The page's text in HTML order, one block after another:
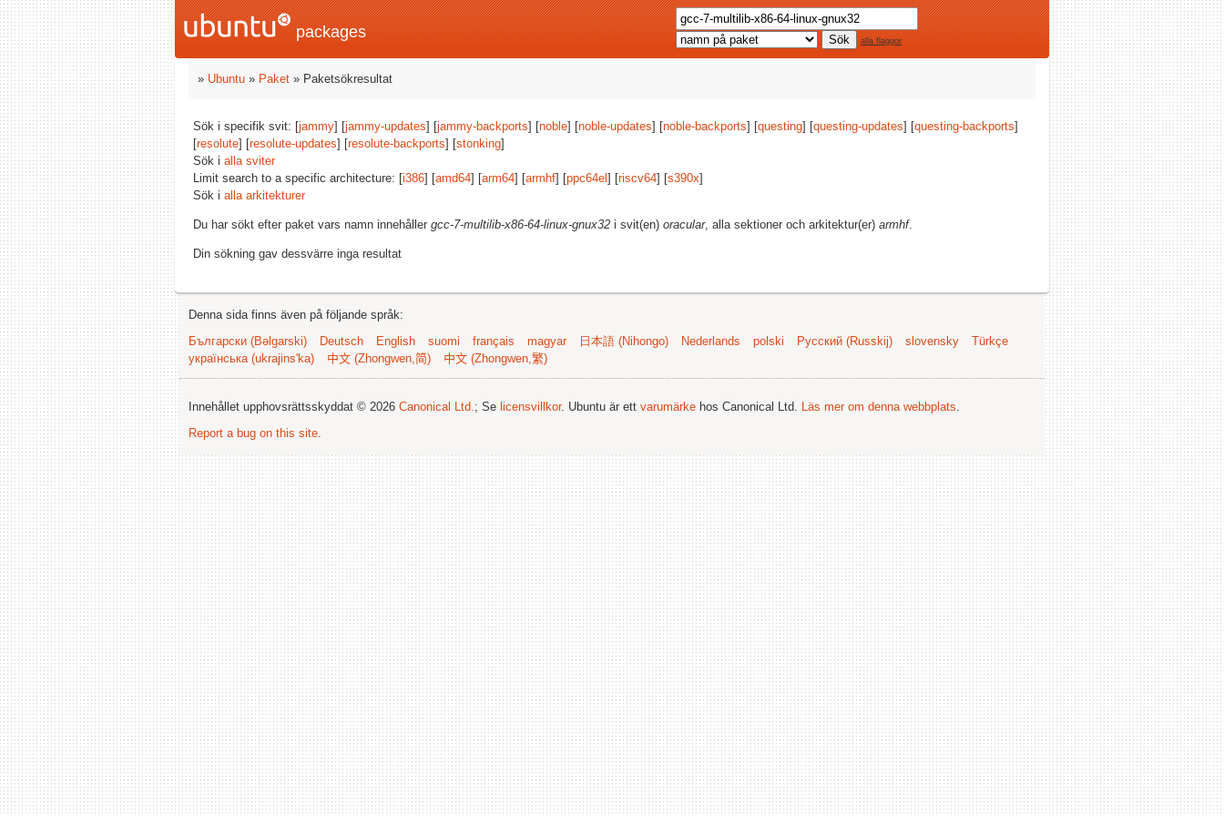
packages alla flaggor
» Ubuntu » Paket » Paketsökresultat
Sök i specifik svit: [jammy] [jammy-updates] [jammy-backports] [noble] [noble-updates] [noble-backports] [questing] [questing-updates] [questing-backports]
[resolute] [resolute-updates] [resolute-backports] [stonking]
Sök i alla sviter
Limit search to a specific architecture: [i386] [amd64] [arm64] [armhf] [ppc64el ] [riscv64] [s390x]
Sök i alla arkitekturer
Du har sökt efter paket vars namn innehåller gcc-7-multilib-x86-64-linux-gnux32 i svit(en) oracular, alla sektioner och arkitektur(er) armhf.
Din sökning gav dessvärre inga resultat
Denna sida finns även på följande språk:
Български (Bəlgarski)
Deutsch English suomi français magyar 日本語 (Nihongo) Nederlands polski Русский (Russkij) slovensky
Türkçe
українська (ukrajins'ka)
中文 (Zhongwen,简) 中文 (Zhongwen,繁)
Innehållet upphovsrättsskyddat © 2026 Canonical Ltd.; Se licensvillkor. Ubuntu är ett varumärke hos Canonical Ltd. Läs mer om denna webbplats.
Report a bug on this site.